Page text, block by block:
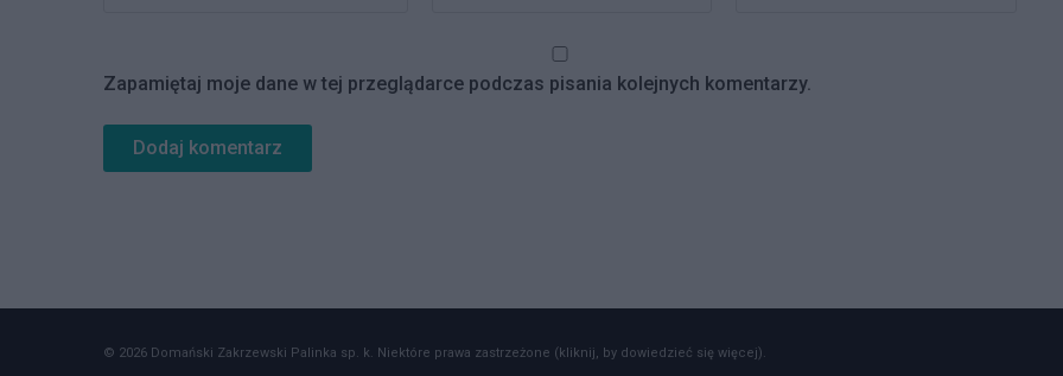
Zapamiętaj moje dane w tej przeglądarce podczas pisania kolejnych komentarzy.
© 2026 Domański Zakrzewski Palinka sp. k. Niektóre prawa zastrzeżone (kliknij, by dowiedzieć się więcej).